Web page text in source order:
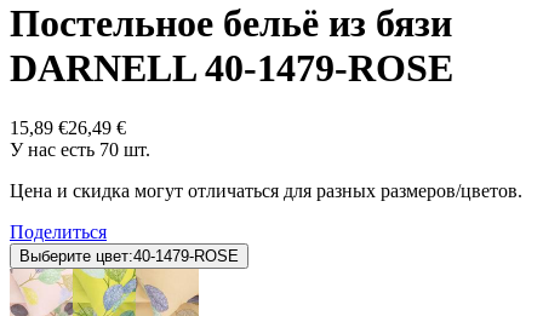
Постельное бельё из бязи
DARNELL 40-1479-ROSE
15,89 €26,49 €
У нас есть 70 шт.
Цена и скидка могут отличаться для разных размеров/цветов.
Поделиться
Выберите цвет:40-1479-ROSE